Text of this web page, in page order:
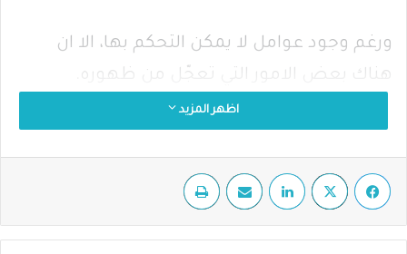
ورغم وجود عوامل لا يمكن التحكم بها، الا ان
هناك بعض الامور التي تعجّل من ظهوره.
فبإمكاننا تأخير ظهور الشعر الأبيض من خلال
ومن المعروف ان نقص الميلانين هو السبب
الرئيسي لظهور الشعر الأبيض، لكن إنتاج هذه
اظهر المزيد
فيسبوك لينكدإن مشاركة عبر البريد